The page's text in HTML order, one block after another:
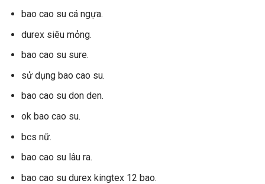
bao cao su cá ngựa.
durex siêu mỏng.
bao cao su sure.
sử dụng bao cao su.
bao cao su don den.
ok bao cao su.
bcs nữ.
bao cao su lâu ra.
bao cao su durex kingtex 12 bao.